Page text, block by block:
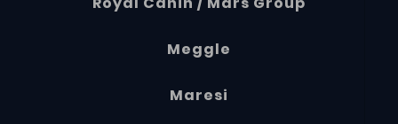
Meggle
Maresi